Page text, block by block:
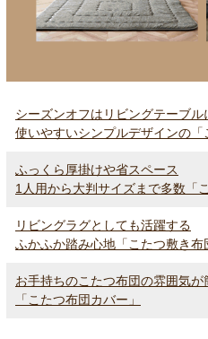
シーズンオフはリビングテーブル
使いやすいシンプルデザインの「
ふっくら厚掛けや省スペース
1人用から大判サイズまで多数「
リビングラグとしても活躍する
ふかふか踏み心地「こたつ敷き布
お手持ちのこたつ布団の雰囲気が
「こたつ布団カバー」